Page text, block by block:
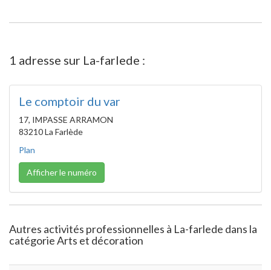
1 adresse sur La-farlede :
Le comptoir du var
17, IMPASSE ARRAMON
83210 La Farlède
Plan
Afficher le numéro
Autres activités professionnelles à La-farlede dans la
catégorie Arts et décoration